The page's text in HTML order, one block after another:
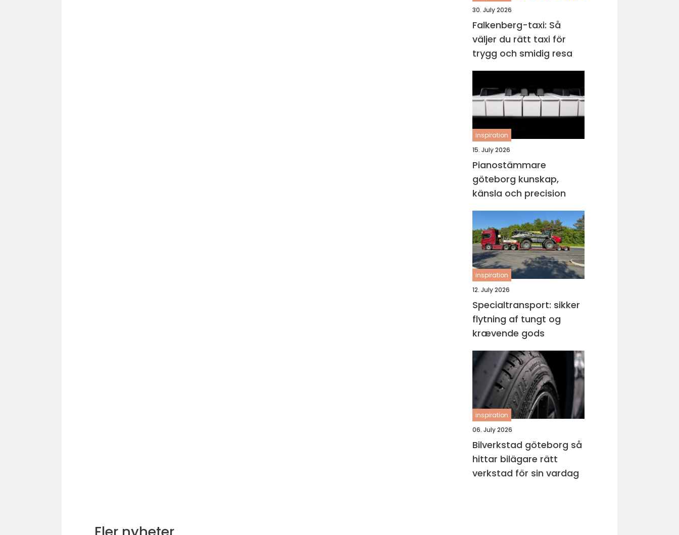
30. July 2026
Falkenberg-taxi: Så
väljer du rätt taxi för
trygg och smidig resa
inspiration
15. July 2026
Pianostämmare
göteborg kunskap,
känsla och precision
inspiration
12. July 2026
Specialtransport: sikker
flytning af tungt og
krævende gods
inspiration
06. July 2026
Bilverkstad göteborg så
hittar bilägare rätt
verkstad för sin vardag